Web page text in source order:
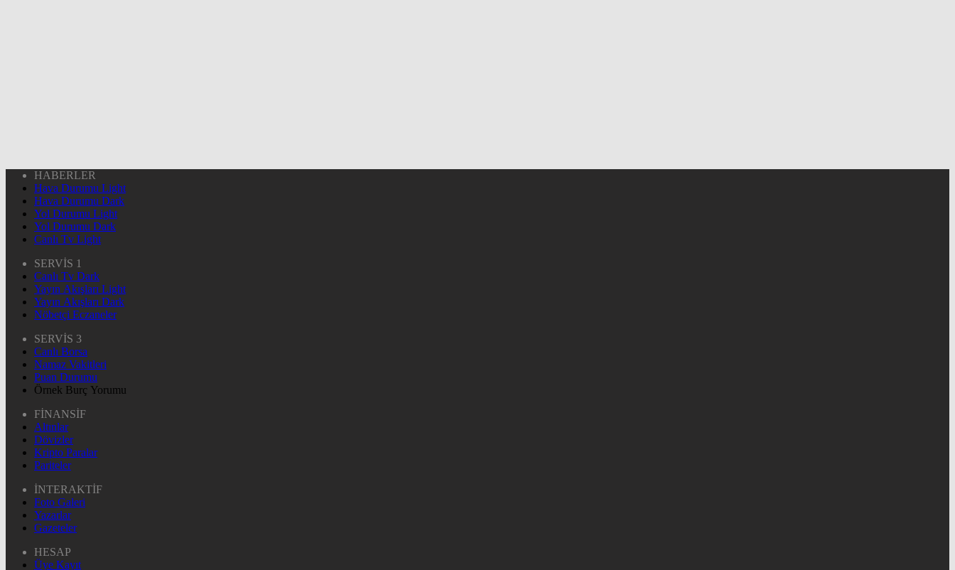
HABERLER
Hava Durumu Light
Hava Durumu Dark
Yol Durumu Light
Yol Durumu Dark
Canlı Tv Light
SERVİS 1
Canlı Tv Dark
Yayın Akışları Light
Yayın Akışları Dark
Nöbetçi Eczaneler
SERVİS 3
Canlı Borsa
Namaz Vakitleri
Puan Durumu
Örnek Burç Yorumu
FİNANSİF
Altınlar
Dövizler
Kripto Paralar
Pariteler
İNTERAKTİF
Foto Galeri
Yazarlar
Gazeteler
HESAP
Üye Kayıt